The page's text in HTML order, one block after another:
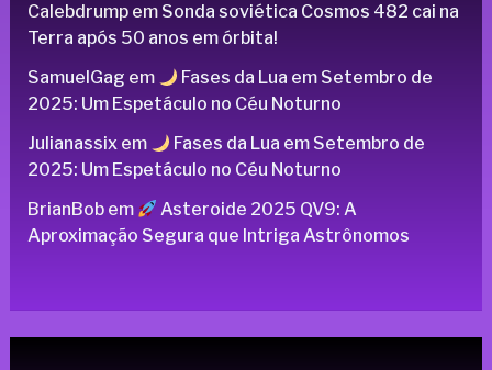
Calebdrumpem Sonda soviética Cosmos 482 cai na
Terra após 50 anos em órbita!
SamuelGag em
Fases da Lua em Setembro de
2025: Um Espetáculo no Céu Noturno
Julianassixem
Fases da Lua em Setembro de
2025: Um Espetáculo no Céu Noturno
BrianBobem
Asteroide 2025 QV9: A
Aproximação Segura que Intriga Astrônomos